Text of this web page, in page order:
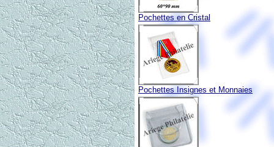
Pochettes en Cristal
Pochettes Insignes et Monnaies